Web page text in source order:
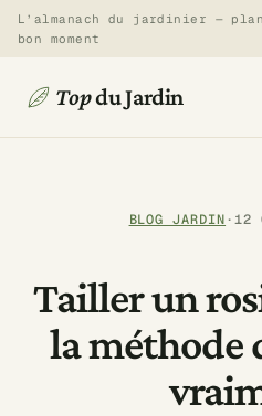
AllerL’almanach du jardinier —
bon moment
Topdu Jardin
BLOG JARDIN·12
Tailler un
la méthode